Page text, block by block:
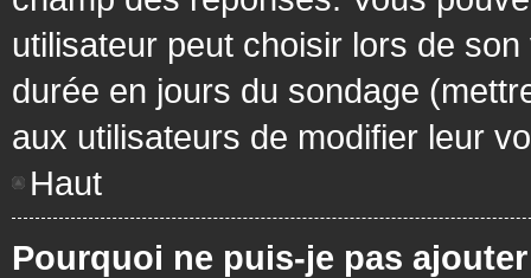
utilisateur peut choisir lors de
durée en jours du sondage
aux utilisateurs de modifier leur
Haut
Pourquoi ne puis-je pas